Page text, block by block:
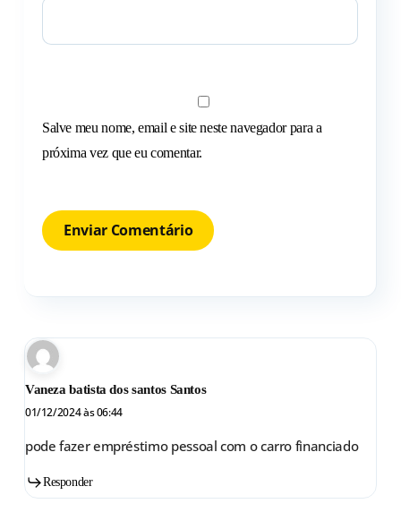
Vaneza batista dos santos Santos
01/12/2024 às 06:44
pode fazer empréstimo pessoal com o carro financiado
Responder
Salve meu nome, email e site neste navegador para a
próxima vez que eu comentar.